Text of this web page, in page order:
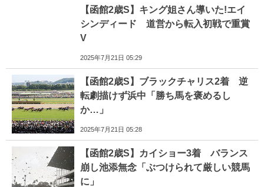
【函館2歳S】キング姐さん導いた!エイ
シンディード 道営から転入初戦で重賞
V
2025年7月21日 05:29
【函館2歳S】ブラックチャリス2着 逆
転劇描けず浜中「勝ち馬を褒めるし
か…」
2025年7月21日 05:28
【函館2歳S】カイショー3着 バランス
崩し池添無念「ぶつけられて厳しい競馬
に」